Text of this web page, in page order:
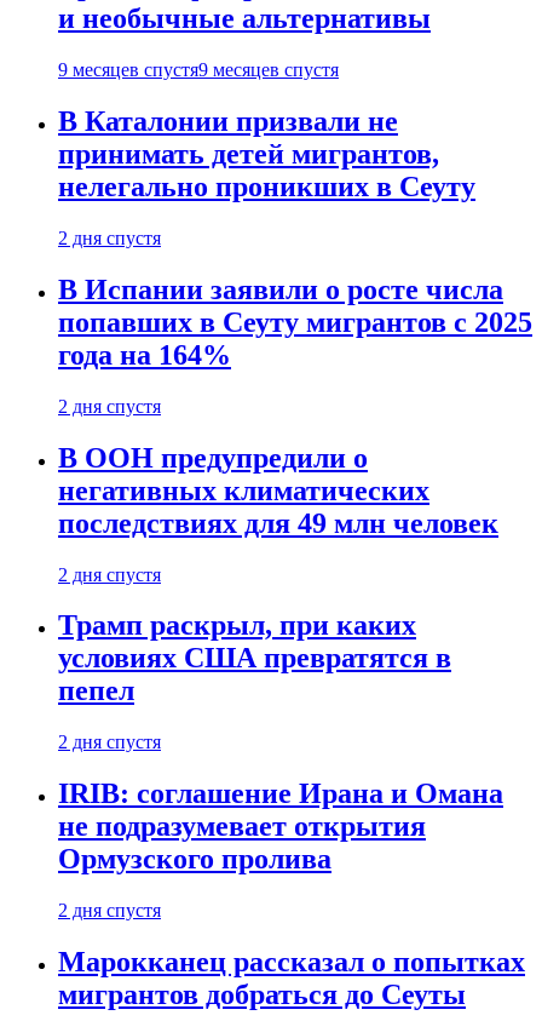
и необычные альтернативы
9 месяцев спустя9 месяцев спустя
В Каталонии призвали не
принимать детей мигрантов,
нелегально проникших в Сеуту
2 дня спустя
В Испании заявили о росте числа
попавших в Сеуту мигрантов с 2025
года на 164%
2 дня спустя
В ООН предупредили о
негативных климатических
последствиях для 49 млн человек
2 дня спустя
Трамп раскрыл, при каких
условиях США превратятся в
пепел
2 дня спустя
IRIB: соглашение Ирана и Омана
не подразумевает открытия
Ормузского пролива
2 дня спустя
Марокканец рассказал о попытках
мигрантов добраться до Сеуты